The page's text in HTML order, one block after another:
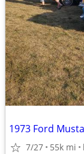
1973 Ford
7/27 55k mi